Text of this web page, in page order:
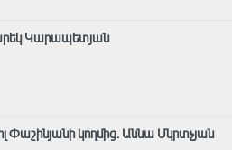
Կարապետյան
Փաշինյանի կողմից․ Աննա Մկրտչյան